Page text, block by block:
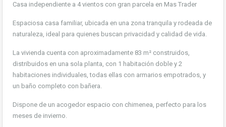
Casa independiente a 4 vientos con gran parcela en Mas Trader
Espaciosa casa familiar, ubicada en una zona tranquila y rodeada de
naturaleza, ideal para quienes buscan privacidad y calidad de vida.
La vivienda cuenta con aproximadamente 83 m² construidos,
distribuidos en una sola planta, con 1 habitación doble y 2
habitaciones individuales, todas ellas con armarios empotrados, y
un baño completo con bañera.
Dispone de un acogedor espacio con chimenea, perfecto para los
meses de invierno.